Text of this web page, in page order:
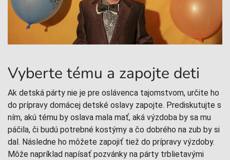
Vyberte tému a zapojte deti
Ak detská párty nie je pre oslávenca tajomstvom, určite ho
do prípravy domácej detské oslavy zapojte. Prediskutujte s
ním, akú tému by oslava mala mať, aká výzdoba by sa mu
páčila, či budú potrebné kostýmy a čo dobrého na zub by si
dal. Následne ho môžete zapojiť tiež do prípravy výzdoby.
Môže napríklad napísať pozvánky na párty trblietavými